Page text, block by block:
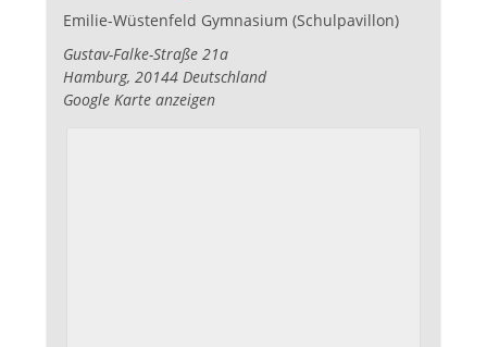
Emilie-Wüstenfeld Gymnasium (Schulpavillon)
Gustav-Falke-Straße 21a
Hamburg, 20144 Deutschland
Google Karte anzeigen